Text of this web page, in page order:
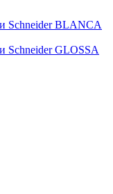
Schneider BLANCA
Schneider GLOSSA